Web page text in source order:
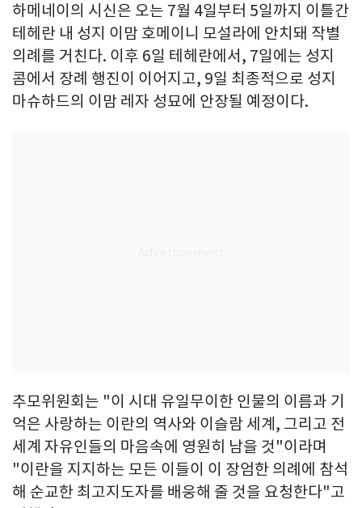
하메네이의 시신은 오는 7월 4일부터 5일까지 이틀간
테헤란 내 성지 이맘 호메이니 모설라에 안치돼 작별
의례를 거친다. 이후 6일 테헤란에서, 7일에는 성지
콤에서 장례 행진이 이어지고, 9일 최종적으로 성지
마슈하드의 이맘 레자 성묘에 안장될 예정이다.
추모위원회는 "이 시대 유일무이한 인물의 이름과 기
억은 사랑하는 이란의 역사와 이슬람 세계, 그리고 전
세계 자유인들의 마음속에 영원히 남을 것"이라며
"이란을 지지하는 모든 이들이 이 장엄한 의례에 참석
해 순교한 최고지도자를 배웅해 줄 것을 요청한다"고